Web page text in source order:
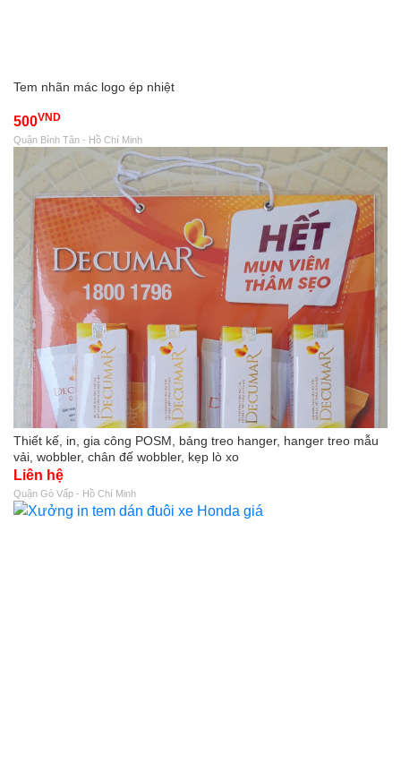
Tem nhãn mác logo ép nhiệt
500VND
Quận Bình Tân - Hồ Chí Minh
Thiết kế, in, gia công POSM, bảng treo hanger, hanger treo mẫu
vải, wobbler, chân đế wobbler, kẹp lò xo
Liên hệ
Quận Gò Vấp - Hồ Chí Minh